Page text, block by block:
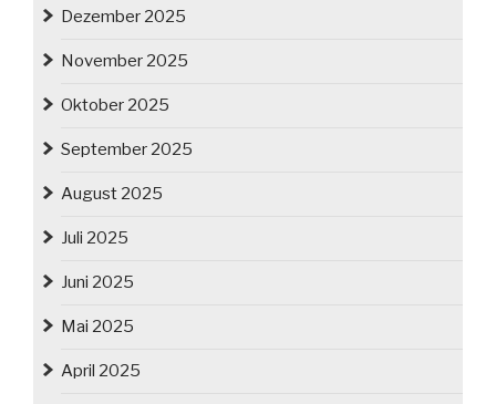
Dezember 2025
November 2025
Oktober 2025
September 2025
August 2025
Juli 2025
Juni 2025
Mai 2025
April 2025